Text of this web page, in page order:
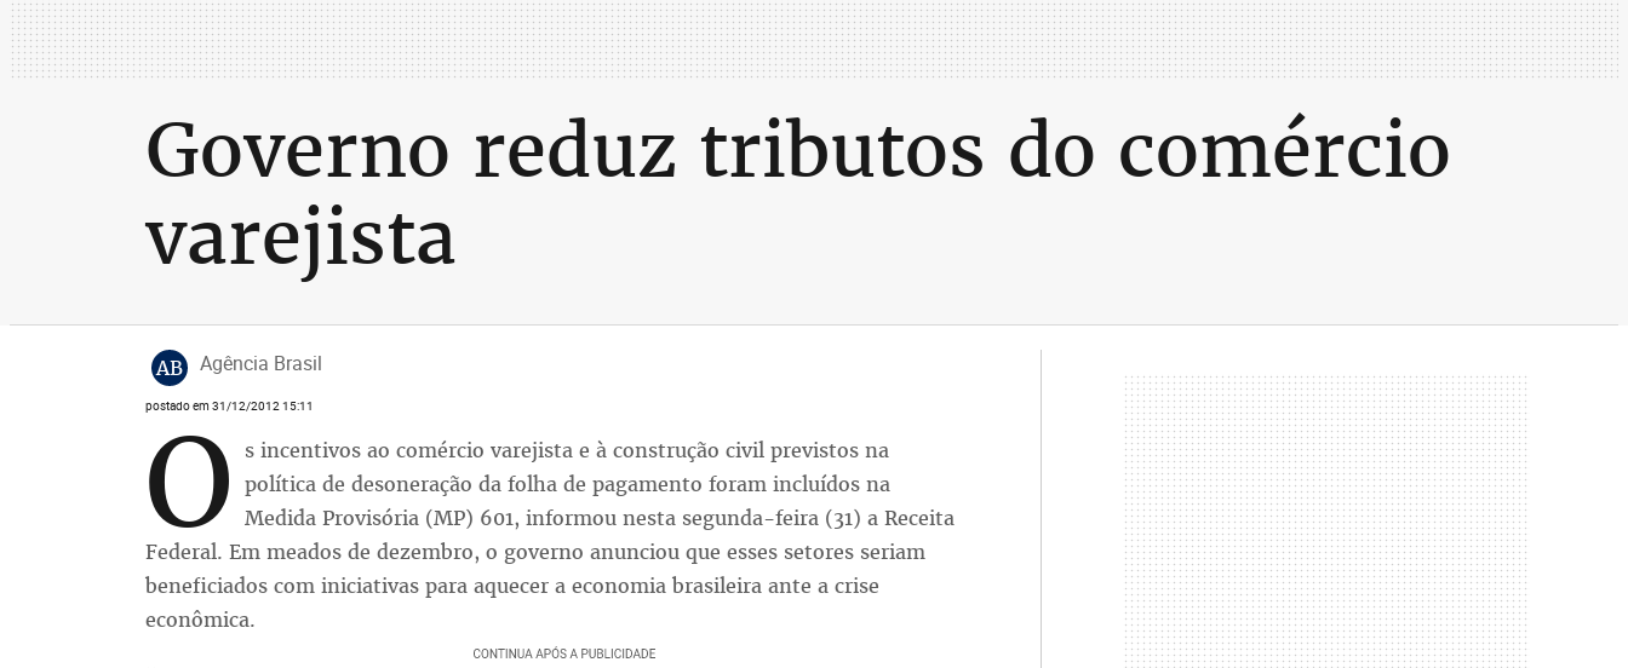
Governo reduz tributos do comércio
varejista
AB Agência Brasil
postado em 31/12/2012 15:11
O
s incentivos ao comércio varejista e à construção civil previstos na
política de desoneração da folha de pagamento foram incluídos na
Medida Provisória (MP) 601, informou nesta segunda-feira (31) a Receita
Federal. Em meados de dezembro, o governo anunciou que esses setores seriam
beneficiados com iniciativas para aquecer a economia brasileira ante a crise
econômica.